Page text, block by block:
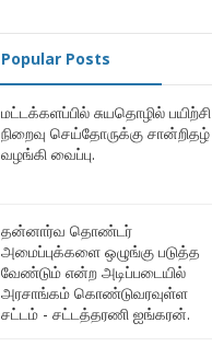
Popular Posts
மட்டக்களப்பில் சுயதொழில் பயிற்சி
நிறைவு செய்தோருக்கு சான்றிதழ்
வழங்கி வைப்பு.
தன்னார்வ தொண்டர்
அமைப்புக்களை ஒழுங்கு படுத்த
வேண்டும் என்ற அடிப்படையில்
அரசாங்கம் கொண்டுவரவுள்ள
சட்டம் - சட்டத்தரணி ஐங்கரன்.